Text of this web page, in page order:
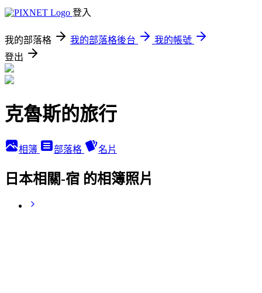
登入
我的部落格 我的部落格後台
我的帳號
登出
克魯斯的旅行
相簿 部落格 名片
日本相關-宿 的相簿照片